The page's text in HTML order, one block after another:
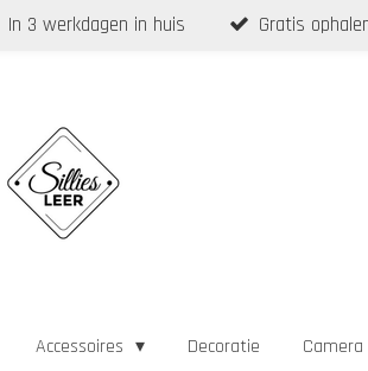
In 3 werkdagen in huis Gratis
Accessoires Decoratie